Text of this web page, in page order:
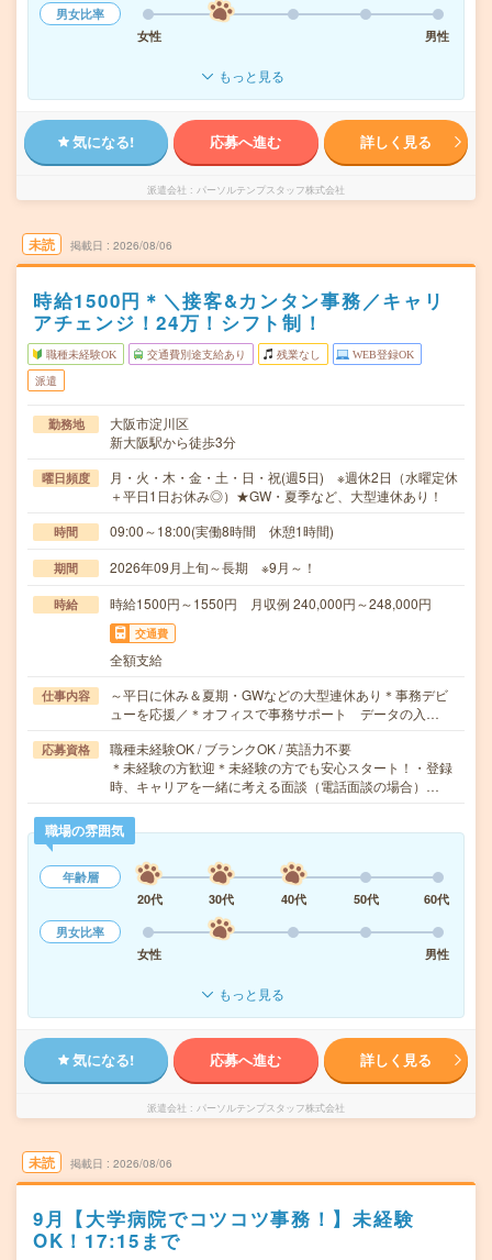
男女比率
女性
男性
もっと見る
気になる! 応募へ進む 詳しく見る
派遣会社 パーソルテンプスタッフ株式会社
未読 掲載日 2026/08/06
時給1500円＊＼接客&カンタン事務／キャリ
アチェンジ！24万！シフト制！
職種未経験OK 交通費別途支給あり 残業なし WEB登録OK
派遣
勤務地
大阪市淀川区
新大阪駅から徒歩3分
曜日頻度
月・火・木・金・土・日・祝(週5日) ※週休2日（水曜定休
＋平日1日お休み◎）★GW・夏季など、大型連休あり！
時間 09:00～18:00(実働8時間 休憩1時間)
期間 2026年09月上旬～長期 ※9月～！
時給 時給1500円～1550円 月収例 240,000円～248,000円
交通費
全額支給
仕事内容
～平日に休み＆夏期・GWなどの大型連休あり＊事務デビ
ューを応援／＊オフィスで事務サポート データの入…
応募資格
職種未経験OK / ブランクOK / 英語力不要
＊未経験の方歓迎＊未経験の方でも安心スタート！・登録
時、キャリアを一緒に考える面談（電話面談の場合）…
職場の雰囲気
年齢層
20代
30代 40代 50代
60代
男女比率
女性
男性
もっと見る
気になる! 応募へ進む 詳しく見る
派遣会社 パーソルテンプスタッフ株式会社
未読 掲載日 2026/08/06
9月【大学病院でコツコツ事務！】未経験
OK！17:15まで